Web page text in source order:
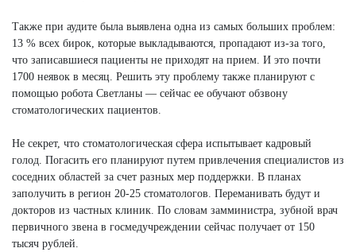
Также при аудите была выявлена одна из самых больших проблем:
13 % всех бирок, которые выкладываются, пропадают из-за того,
что записавшиеся пациенты не приходят на прием. И это почти
1700 неявок в месяц. Решить эту проблему также планируют с
помощью робота Светланы — сейчас ее обучают обзвону
стоматологических пациентов.
Не секрет, что стоматологическая сфера испытывает кадровый
голод. Погасить его планируют путем привлечения специалистов из
соседних областей за счет разных мер поддержки. В планах
заполучить в регион 20-25 стоматологов. Переманивать будут и
докторов из частных клиник. По словам замминистра, зубной врач
первичного звена в госмедучреждении сейчас получает от 150
тысяч рублей.